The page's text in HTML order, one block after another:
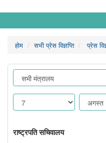
होम सभी प्रेस विज्ञप्ति प्रेस
राष्ट्रपति सचिवालय